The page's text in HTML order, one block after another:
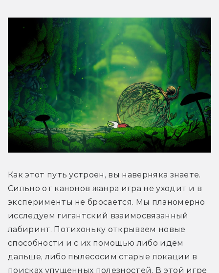
Как этот путь устроен, вы наверняка знаете.
Сильно от канонов жанра игра не уходит и в
эксперименты не бросается. Мы планомерно
исследуем гигантский взаимосвязанный
лабиринт. Потихоньку открываем новые
способности и с их помощью либо идём
дальше, либо пылесосим старые локации в
поисках упущенных полезностей. В этой игре